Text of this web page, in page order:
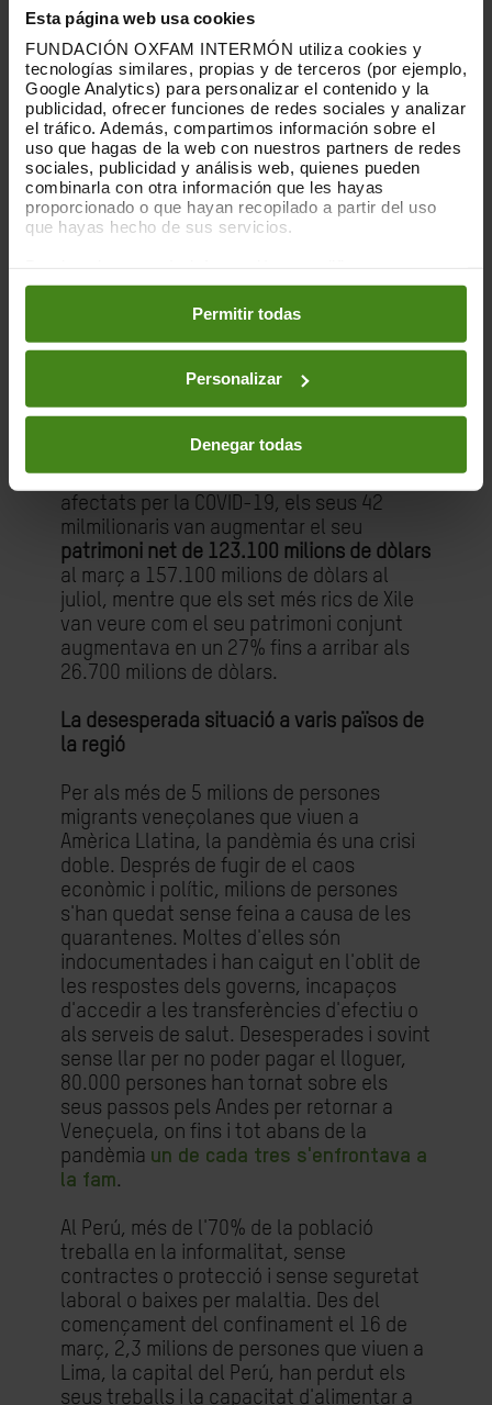
Esta página web usa cookies
FUNDACIÓN OXFAM INTERMÓN utiliza cookies y
tecnologías similares, propias y de terceros (por ejemplo,
Google Analytics) para personalizar el contenido y la
publicidad, ofrecer funciones de redes sociales y analizar
el tráfico. Además, compartimos información sobre el
uso que hagas de la web con nuestros partners de redes
sociales, publicidad y análisis web, quienes pueden
combinarla con otra información que les hayas
proporcionado o que hayan recopilado a partir del uso
que hayas hecho de sus servicios.
preferencias accediendo a nuestraPolítica de Cookieso
en los botones facilitados a continuación:
Permitir todas
Personalizar
Denegar todas
el 3,5% amb un milió de dòlars exents-
Amb això, els governs llatinoamericans
podrien recaptar al menys 14.260 milions
de dòlars, 50 vegades més del que ara
podrien estar aportant a les arques
públiques aquests milmilionaris. En
l'actualitat, tan sols tres països de la
regió compten amb algun impost a el
patrimoni: Argentina, Colòmbia i Uruguai.
"Mentre que una gran part de la població
està vivint amb ordres de confinament,
llatinoamericans veuen com el seu
patrimoni i privilegis creix dia a dia", afirma
Al Brasil, un dels països del món més
afectats per la COVID-19, els seus 42
milmilionaris van augmentar el seu
patrimoni net de 123.100 milions de dòlars
al març a 157.100 milions de dòlars al
juliol, mentre que els set més rics de Xile
van veure com el seu patrimoni conjunt
augmentava en un 27% fins a arribar als
26.700 milions de dòlars.
La desesperada situació a varis països de
la regió
Per als més de 5 milions de persones
migrants veneçolanes que viuen a
Amèrica Llatina, la pandèmia és una crisi
doble. Després de fugir de el caos
econòmic i polític, milions de persones
s'han quedat sense feina a causa de les
quarantenes. Moltes d'elles són
indocumentades i han caigut en l'oblit de
les respostes dels governs, incapaços
d'accedir a les transferències d'efectiu o
als serveis de salut. Desesperades i sovint
sense llar per no poder pagar el lloguer,
80.000 persones han tornat sobre els
seus passos pels Andes per retornar a
Veneçuela, on fins i tot abans de la
pandèmia un de cada tres s'enfrontava a
la fam.
Al Perú, més de l'70% de la població
treballa en la informalitat, sense
contractes o protecció i sense seguretat
laboral o baixes per malaltia. Des del
començament del confinament el 16 de
març, 2,3 milions de persones que viuen a
Lima, la capital del Perú, han perdut els
seus treballs i la capacitat d'alimentar a